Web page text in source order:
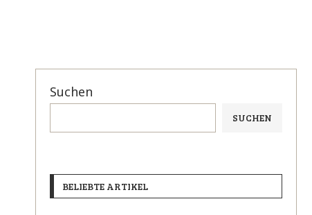
Suchen
SUCHEN
BELIEBTE ARTIKEL